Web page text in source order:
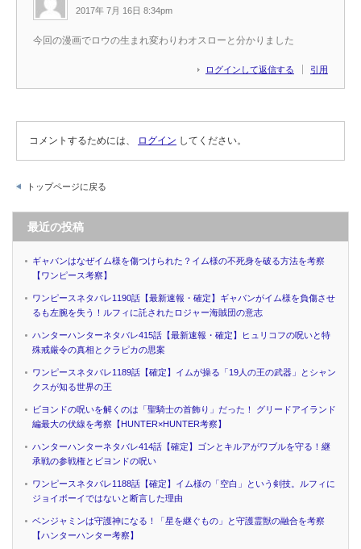
2017年 7月 16日 8:34pm
ログインして返信する 引用
今回の漫画でロウの生まれ変わりわオスローと分かりました
コメントするためには、 ログイン してください。
トップページに戻る
最近の投稿
ギャバンはなぜイム様を傷つけられた？イム様の不死身を破る方法を考察
【ワンピース考察】
ワンピースネタバレ1190話【最新速報・確定】ギャバンがイム様を負傷させ
るも左腕を失う！ルフィに託されたロジャー海賊団の意志
ハンターハンターネタバレ415話【最新速報・確定】ヒュリコフの呪いと特
殊戒厳令の真相とクラピカの思案
ワンピースネタバレ1189話【確定】イムが操る「19人の王の武器」とシャン
クスが知る世界の王
ビヨンドの呪いを解くのは「聖騎士の首飾り」だった！ グリードアイランド
編最大の伏線を考察【HUNTER×HUNTER考察】
ハンターハンターネタバレ414話【確定】ゴンとキルアがワブルを守る！継
承戦の参戦権とビヨンドの呪い
ワンピースネタバレ1188話【確定】イム様の「空白」という剣技。ルフィに
ジョイボーイではないと断言した理由
ベンジャミンは守護神になる！「星を継ぐもの」と守護霊獣の融合を考察
【ハンターハンター考察】